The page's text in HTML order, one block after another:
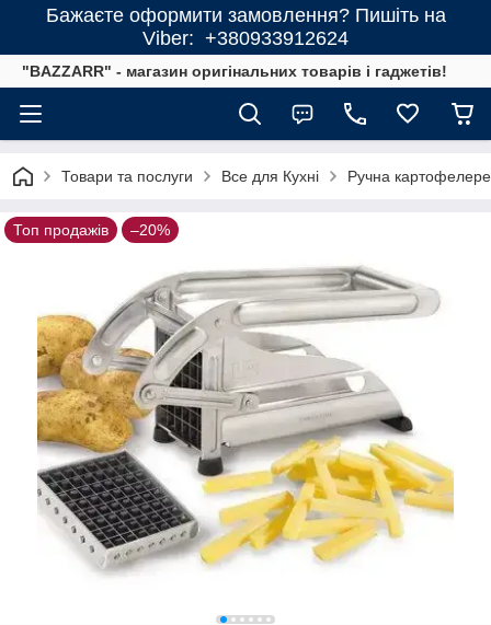
Бажаєте оформити замовлення? Пишіть на
Viber: +380933912624
"BAZZARR" - магазин оригінальних товарів і гаджетів!
Товари та послуги Все для Кухні Ручна
Топ продажів –20%